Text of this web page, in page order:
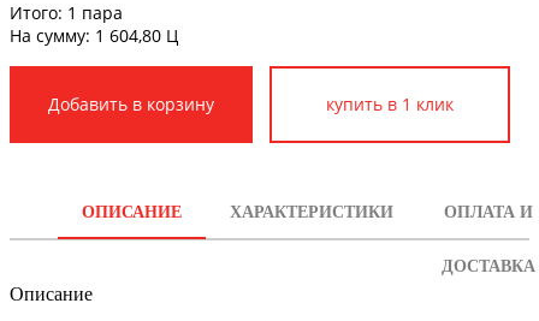
Итого: 1 пара
На сумму: 1 604,80 Ц
купить в 1 клик
ОПИСАНИЕ ХАРАКТЕРИСТИКИ ОПЛАТА И
ДОСТАВКА
Описание